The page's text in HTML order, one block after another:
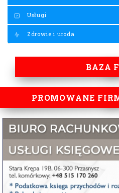
Usługi
Zdrowie i uroda
BAZA
PROMOWANE